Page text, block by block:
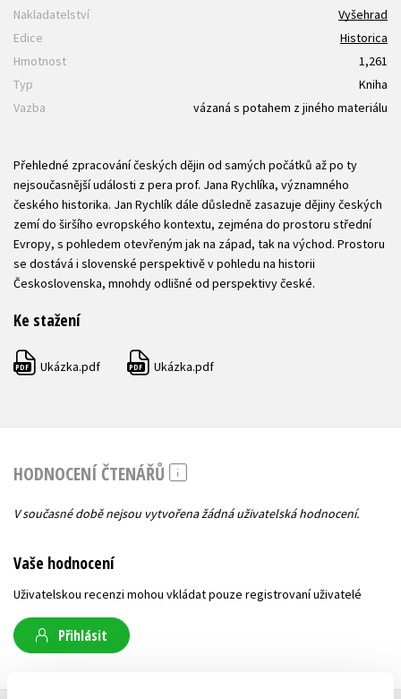
Nakladatelství
Vyšehrad
Edice
Historica
Hmotnost
1,261
Typ
Kniha
Vazba
vázaná s potahem z jiného materiálu
Přehledné zpracování českých dějin od ­samých počátků až po ty
nejsoučasnější události z pera prof. Jana Rychlíka, významného
českého historika. Jan Rychlík dále důsledně zasazuje dě­jiny českých
zemí do širšího evropského kontextu, zejména do prostoru střední
Evropy, s pohledem otevřeným jak na západ, tak na ­východ. Prostoru
se dostává i slovenské perspektivě v pohledu na historii
Československa, mnohdy odlišné od perspektivy české.
Ke stažení
PDF Ukázka.pdf PDF Ukázka.pdf
HODNOCENÍ ČTENÁŘŮ
V současné době nejsou vytvořena žádná uživatelská hodnocení.
Vaše hodnocení
Uživatelskou recenzi mohou vkládat pouze registrovaní uživatelé
Přihlásit